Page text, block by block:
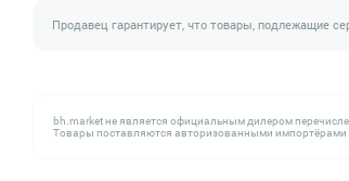
Продавец гарантирует, что товары, подлежащие
bh.market не является официальным дилером
Товары поставляются авторизованными импортёрами